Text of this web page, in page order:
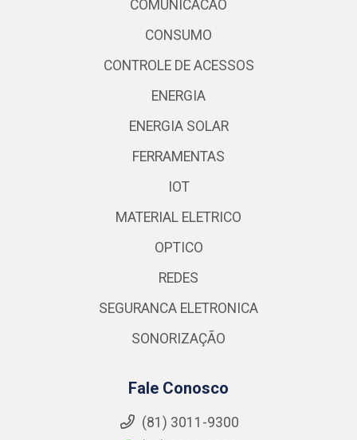
COMUNICACAO
CONSUMO
CONTROLE DE ACESSOS
ENERGIA
ENERGIA SOLAR
FERRAMENTAS
IOT
MATERIAL ELETRICO
OPTICO
REDES
SEGURANCA ELETRONICA
SONORIZAÇÃO
Fale Conosco
(81) 3011-9300